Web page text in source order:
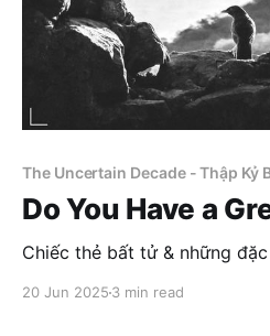
The Uncertain Decade - Thập Kỷ
Do You Have a
Chiếc thẻ bất tử & những
20 Jun 2025 3 min read